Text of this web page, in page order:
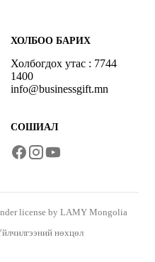
ХОЛБОО БАРИХ
Холбогдох утас : 7744
1400
info@businessgift.mn
СОШИАЛ
license by LAMY Mongolia
нөхцөл